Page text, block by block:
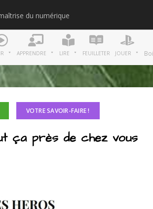
du numérique
APPRENDRE LIRE FEUILLETER JOUER
VOTRE SAVOIR-FAIRE !
ça près de chez vous